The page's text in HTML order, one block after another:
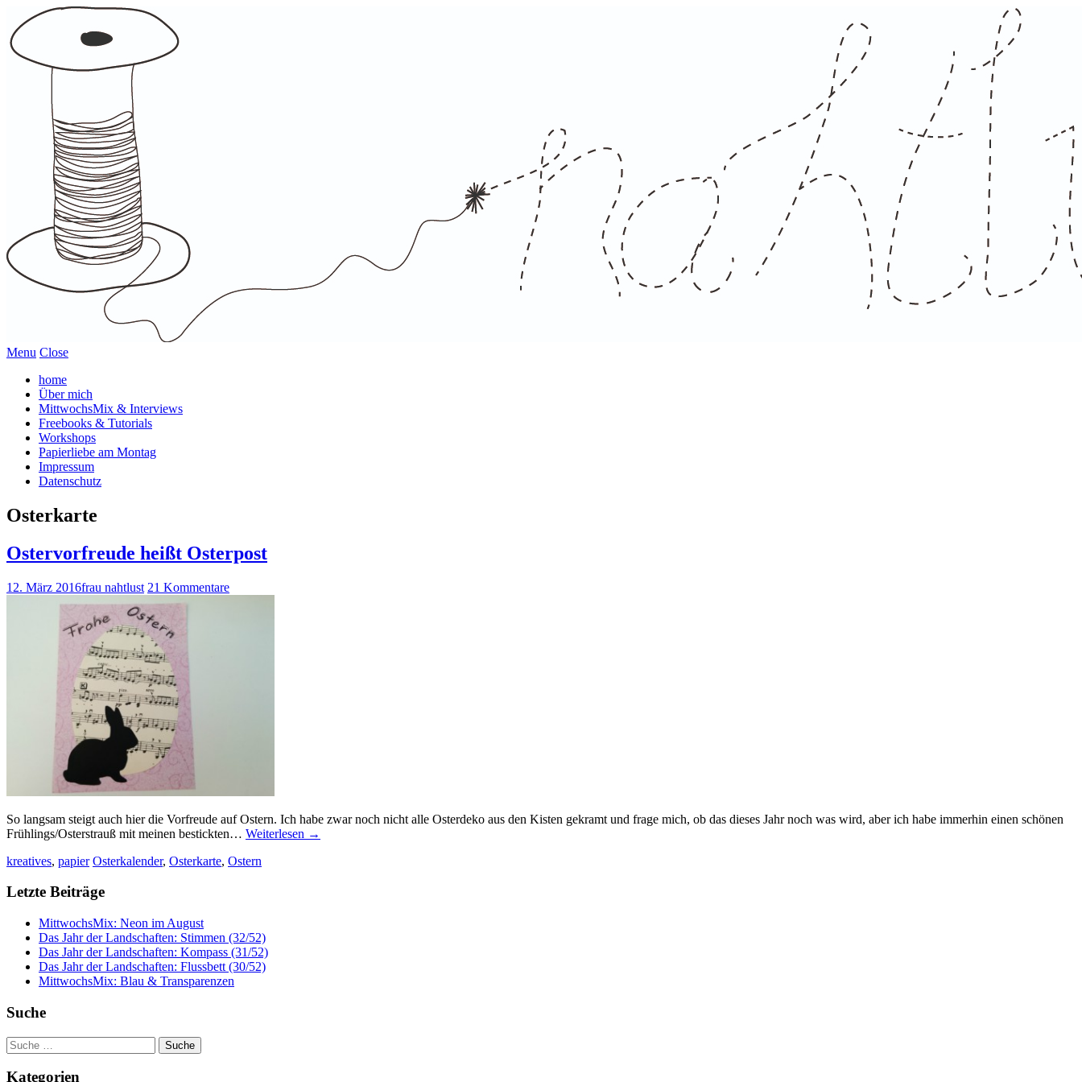
Menu Close
home
Über mich
MittwochsMix & Interviews
Freebooks & Tutorials
Workshops
Papierliebe am Montag
Impressum
Datenschutz
Osterkarte
Ostervorfreude heißt Osterpost
12. März 2016frau nahtlust 21 Kommentare
So langsam steigt auch hier die Vorfreude auf Ostern. Ich habe zwar noch nicht alle Osterdeko aus den Kisten gekramt und frage mich, ob das dieses Jahr noch was wird, aber ich habe immerhin einen schönen
Frühlings/Osterstrauß mit meinen bestickten… Weiterlesen →
kreatives, papier Osterkalender, Osterkarte, Ostern
Letzte Beiträge
MittwochsMix: Neon im August
Das Jahr der Landschaften: Stimmen (32/52)
Das Jahr der Landschaften: Kompass (31/52)
Das Jahr der Landschaften: Flussbett (30/52)
MittwochsMix: Blau & Transparenzen
Suche
Suche
nach:
Kategorien